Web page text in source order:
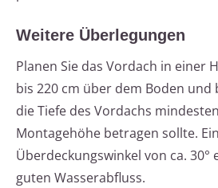
Weitere Überlegungen
Planen Sie das Vordach in einer
bis 220 cm über dem Boden und
die Tiefe des Vordachs
Montagehöhe betragen sollte. Ein
Überdeckungswinkel von ca.
guten Wasserabfluss.